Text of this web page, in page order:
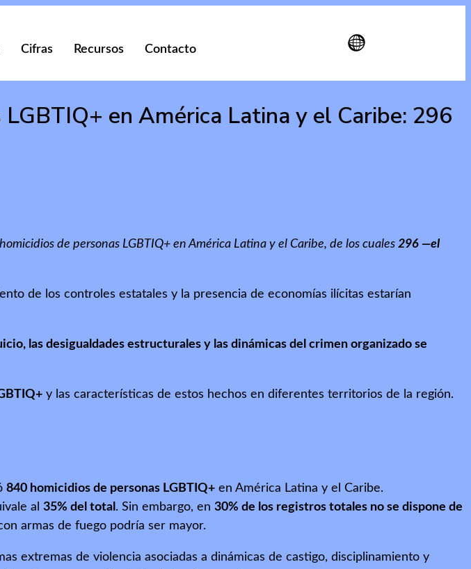
Cifras Recursos Contacto
en América Latina y el Caribe: 296
de personas LGBTIQ+ en América Latina y el Caribe, de los cuales 296 —el
de los controles estatales y la presencia de economías ilícitas estarían
las desigualdades estructurales y las dinámicas del crimen organizado se
y las características de estos hechos en diferentes territorios de la región.
840 homicidios de personas LGBTIQ+ en América Latina y el Caribe.
al 35% del total . Sin embargo, en 30% de los registros totales no se dispone de
armas de fuego podría ser mayor.
extremas de violencia asociadas a dinámicas de castigo, disciplinamiento y